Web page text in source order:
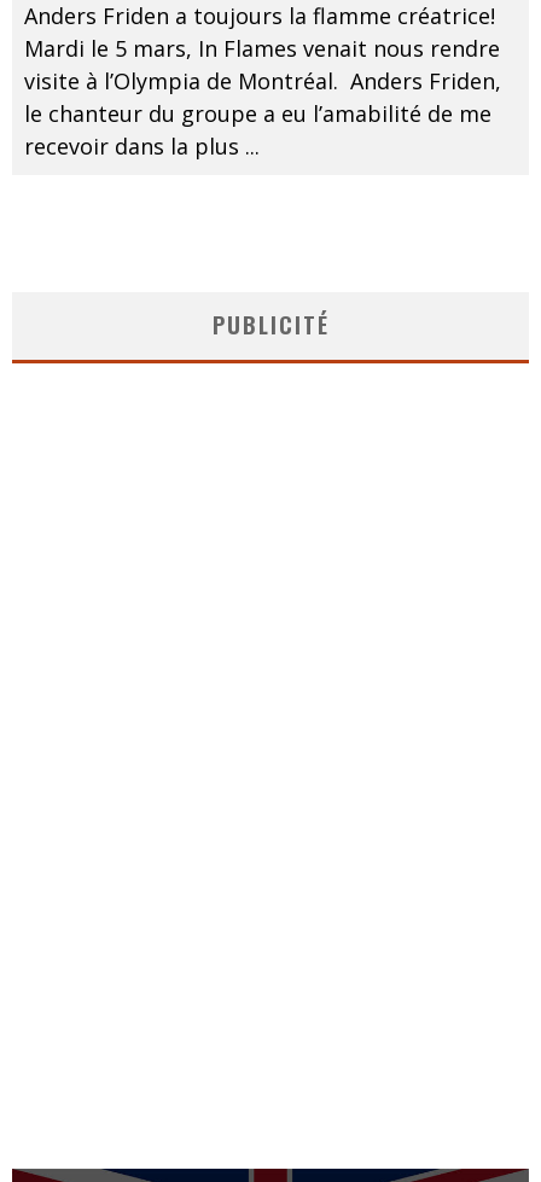
Anders Friden a toujours la flamme créatrice!
Mardi le 5 mars, In Flames venait nous rendre
visite à l’Olympia de Montréal. Anders Friden,
le chanteur du groupe a eu l’amabilité de me
recevoir dans la plus ...
PUBLICITÉ